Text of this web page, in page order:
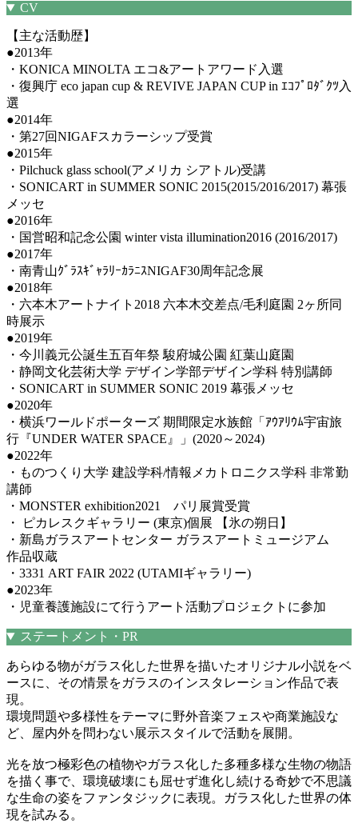
CV
【主な活動歴】
●2013年
・KONICA MINOLTA エコ&アートアワード入選
・復興庁 eco japan cup & REVIVE JAPAN CUP in ｴｺﾌﾟﾛﾀﾞｸﾂ入
選
●2014年
・第27回NIGAFスカラーシップ受賞
●2015年
・Pilchuck glass school(アメリカ シアトル)受講
・SONICART in SUMMER SONIC 2015(2015/2016/2017) 幕張
メッセ
●2016年
・国営昭和記念公園 winter vista illumination2016 (2016/2017)
●2017年
・南青山ｸﾞﾗｽｷﾞｬﾗﾘｰｶﾗﾆｽNIGAF30周年記念展
●2018年
・六本木アートナイト2018 六本木交差点/毛利庭園 2ヶ所同
時展示
●2019年
・今川義元公誕生五百年祭 駿府城公園 紅葉山庭園
・静岡文化芸術大学 デザイン学部デザイン学科 特別講師
・SONICART in SUMMER SONIC 2019 幕張メッセ
●2020年
・横浜ワールドポーターズ 期間限定水族館「ｱｳｱﾘｳﾑ宇宙旅
行『UNDER WATER SPACE』」(2020～2024)
●2022年
・ものつくり大学 建設学科/情報メカトロニクス学科 非常勤
講師
・MONSTER exhibition2021 パリ展賞受賞
・ ピカレスクギャラリー (東京)個展 【氷の朔日】
・新島ガラスアートセンター ガラスアートミュージアム
作品収蔵
・3331 ART FAIR 2022 (UTAMIギャラリー)
●2023年
・児童養護施設にて行うアート活動プロジェクトに参加
ステートメント・PR
あらゆる物がガラス化した世界を描いたオリジナル小説をベ
ースに、その情景をガラスのインスタレーション作品で表
現。
環境問題や多様性をテーマに野外音楽フェスや商業施設な
ど、屋内外を問わない展示スタイルで活動を展開。
光を放つ極彩色の植物やガラス化した多種多様な生物の物語
を描く事で、環境破壊にも屈せず進化し続ける奇妙で不思議
な生命の姿をファンタジックに表現。ガラス化した世界の体
現を試みる。